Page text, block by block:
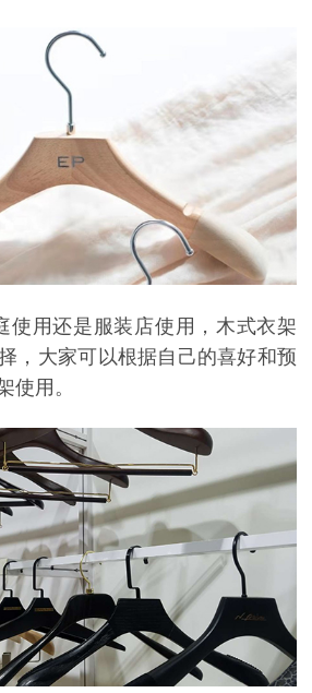
使用还是服装店使用，木式衣架
，大家可以根据自己的喜好和预
使用。